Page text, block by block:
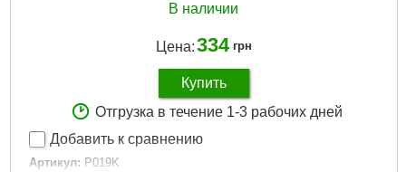
В наличии
Цена:334 грн
Купить
Отгрузка в течение 1-3 рабочих дней
Добавить к сравнению
Артикул: P019K